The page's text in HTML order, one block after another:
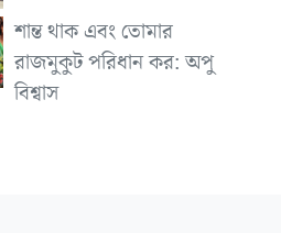
শান্ত থাক এবং তোমার
রাজমুকুট পরিধান কর: অপু
বিশ্বাস